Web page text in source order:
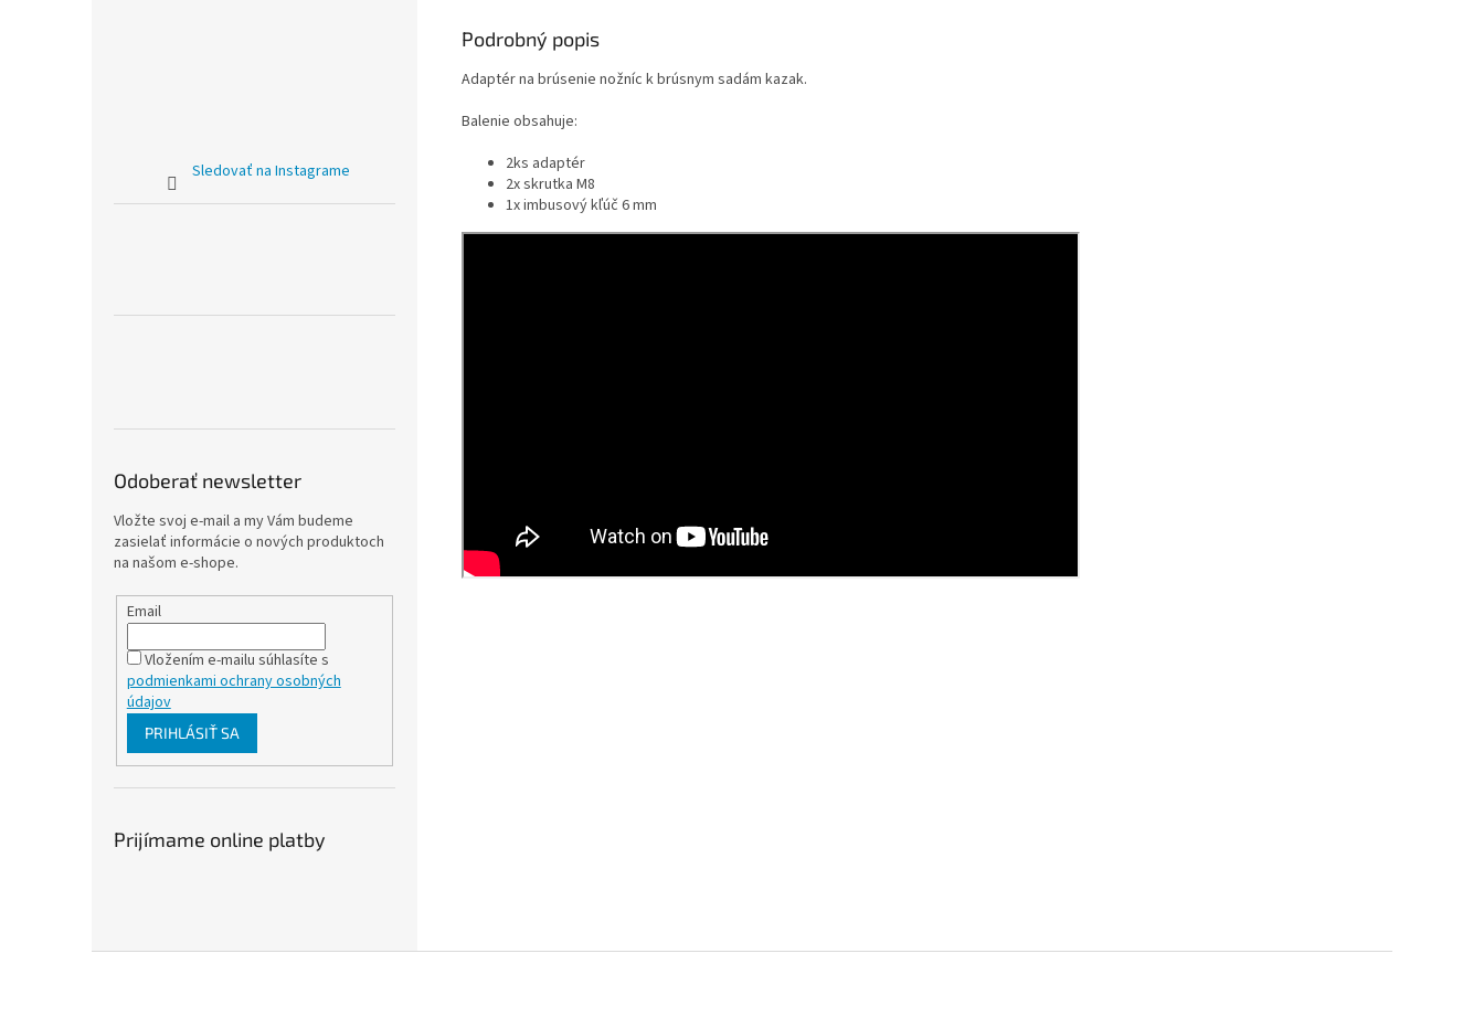
Sledovať na Instagrame
Odoberať newsletter
Vložte svoj e-mail a my Vám budeme
zasielať informácie o nových produktoch
na našom e-shope.
Email
Vložením e-mailu súhlasíte s
podmienkami ochrany osobných
údajov
PRIHLÁSIŤ SA
Prijímame online platby
Podrobný popis
Adaptér na brúsenie nožníc k brúsnym sadám kazak.
Balenie obsahuje:
2ks adaptér
2x skrutka M8
1x imbusový kľúč 6 mm